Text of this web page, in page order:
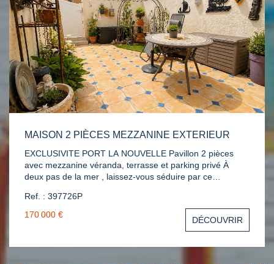
06.69.93.91.33
MAISON 2 PIÈCES MEZZANINE EXTERIEUR
EXCLUSIVITE PORT LA NOUVELLE Pavillon 2 pièces
avec mezzanine véranda, terrasse et parking privé À
deux pas de la mer , laissez-vous séduire par ce
équipe ouverte sur séjour, une salle d'eau avec wc, une
chambre et une mezzanine offrant un espace nuit
supplémentaire, une véranda baignée de lumière en toute
saison ainsi qu'une agréable terrasse pour vos moments
de détente sans oublier le parking privé. (photos
Ref. : 397726P
170 000 €
DÉCOUVRIR